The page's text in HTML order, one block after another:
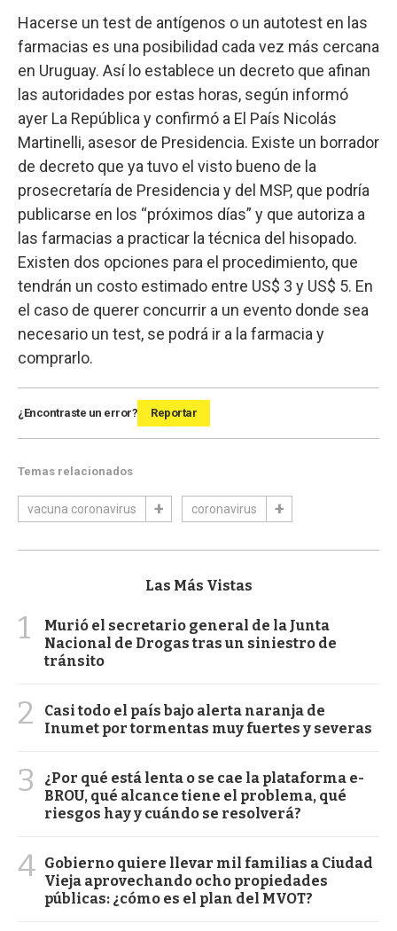
Hacerse un test de antígenos o un autotest en las
farmacias es una posibilidad cada vez más cercana
en Uruguay. Así lo establece un decreto que afinan
las autoridades por estas horas, según informó
ayer La República y confirmó a El País Nicolás
Martinelli, asesor de Presidencia. Existe un borrador
de decreto que ya tuvo el visto bueno de la
prosecretaría de Presidencia y del MSP, que podría
publicarse en los “próximos días” y que autoriza a
las farmacias a practicar la técnica del hisopado.
Existen dos opciones para el procedimiento, que
tendrán un costo estimado entre US$ 3 y US$ 5. En
el caso de querer concurrir a un evento donde sea
necesario un test, se podrá ir a la farmacia y
comprarlo.
¿Encontraste un error? Reportar
Temas relacionados
vacuna coronavirus coronavirus
Las Más Vistas
1
Murió el secretario general de la Junta
Nacional de Drogas tras un siniestro de
tránsito
2
Casi todo el país bajo alerta naranja de
Inumet por tormentas muy fuertes y severas
3
¿Por qué está lenta o se cae la plataforma e-
BROU, qué alcance tiene el problema, qué
riesgos hay y cuándo se resolverá?
4 Gobierno quiere llevar mil familias a Ciudad
Vieja aprovechando ocho propiedades
públicas: ¿cómo es el plan del MVOT?